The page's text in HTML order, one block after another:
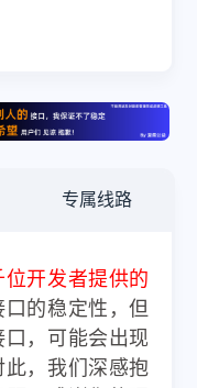
专属线路
开发者提供的
的稳定性，但
，可能会出现
，我们深感抱